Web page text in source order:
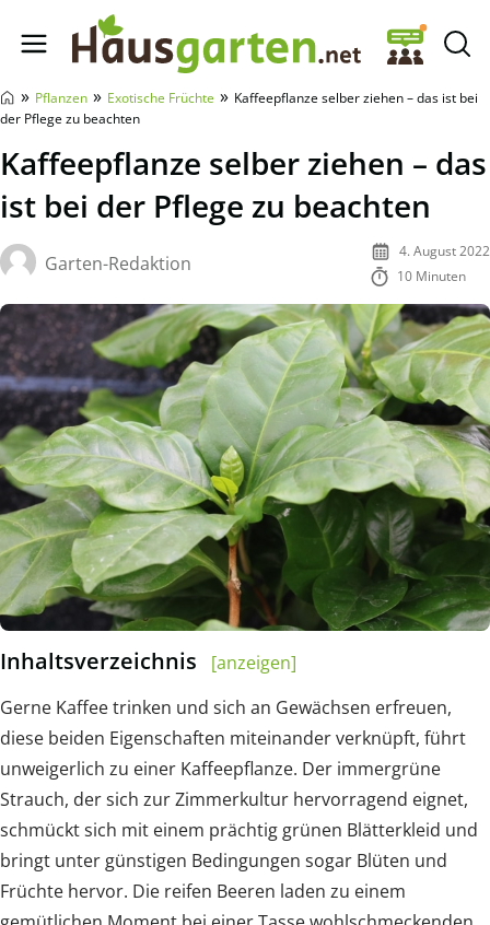
Hausgarten.net
» Pflanzen » Exotische Früchte » Kaffeepflanze selber ziehen – das ist bei
der Pflege zu beachten
Kaffeepflanze selber ziehen – das
ist bei der Pflege zu beachten
Garten-Redaktion
4. August 2022
10 Minuten
Inhaltsverzeichnis
[anzeigen]
Gerne Kaffee trinken und sich an Gewächsen erfreuen,
diese beiden Eigenschaften miteinander verknüpft, führt
unweigerlich zu einer Kaffeepflanze. Der immergrüne
Strauch, der sich zur Zimmerkultur hervorragend eignet,
schmückt sich mit einem prächtig grünen Blätterkleid und
bringt unter günstigen Bedingungen sogar Blüten und
Früchte hervor. Die reifen Beeren laden zu einem